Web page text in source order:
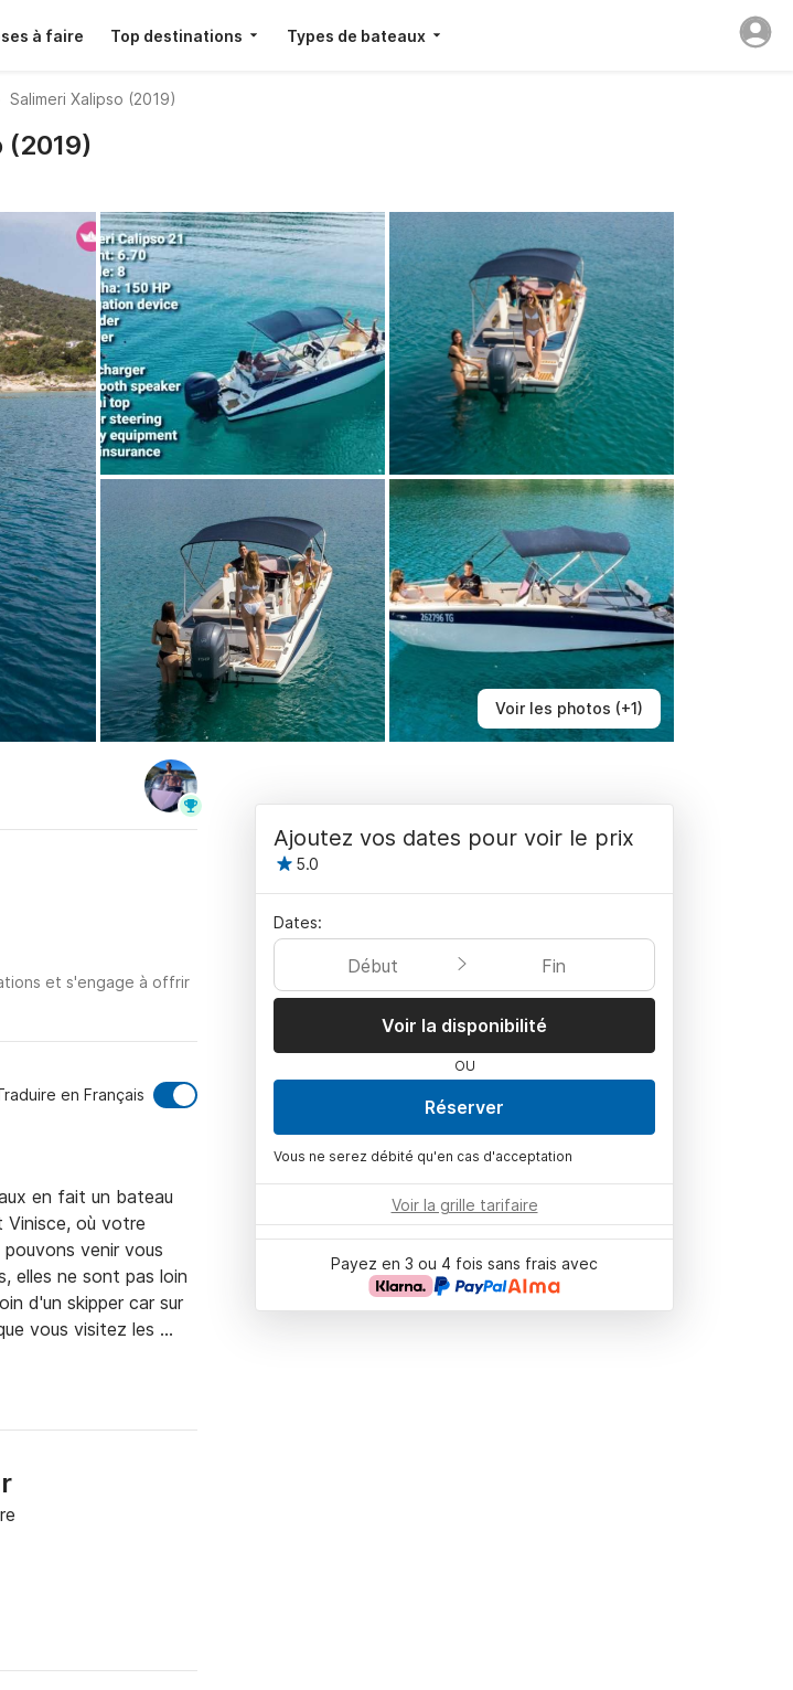
à faire Top destinations Types de bateaux
Salimeri Xalipso (2019)
Voir les photos (+1)
et s'engage à offrir
en Français
en fait un bateau
Vinisce, où votre
venir vous
elles ne sont pas loin
d'un skipper car sur
vous visitez les
Ajoutez vos dates pour voir le prix
5.0
Dates:
Début Fin
Voir la disponibilité
OU
Réserver
Vous ne serez débité qu'en cas d'acceptation
Voir la grille tarifaire
Payez en 3 ou 4 fois sans frais avec